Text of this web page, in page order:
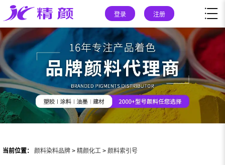
登录 注册
当前位置： 颜料染料品牌 > 精颜化工 > 颜料索引号